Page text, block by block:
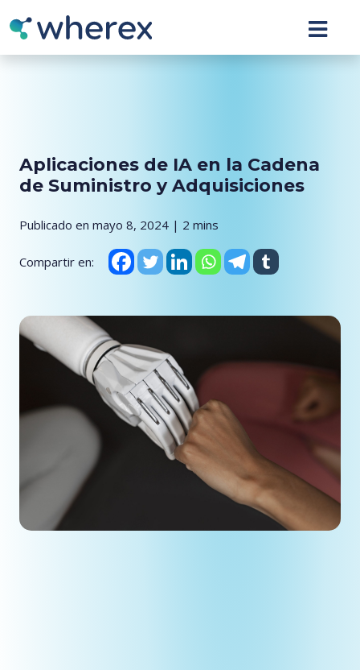
Aplicaciones de IA en la Cadena
de Suministro y Adquisiciones
Publicado en mayo 8, 2024 | 2 mins
Compartir en: